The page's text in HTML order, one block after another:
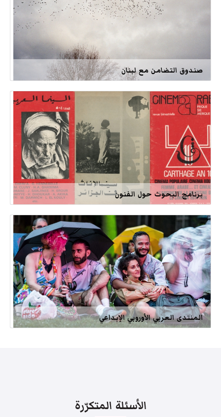
صندوق التضامن مع لبنان
برنامج البحوث حول الفنون
المنتدى العربي الأوروبي الإبداعي
الأسئلة المتكرّرة